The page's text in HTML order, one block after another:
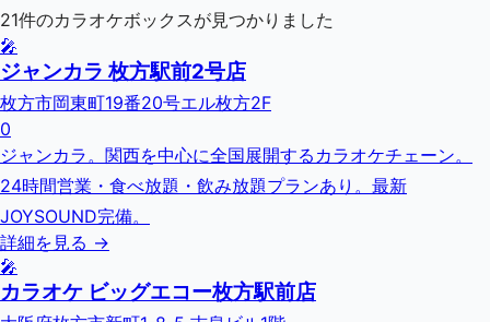
21件のカラオケボックスが見つかりました
🎤
ジャンカラ 枚方駅前2号店
枚方市岡東町19番20号エル枚方2F
0
ジャンカラ。関西を中心に全国展開するカラオケチェーン。
24時間営業・食べ放題・飲み放題プランあり。最新
JOYSOUND完備。
詳細を見る →
🎤
カラオケ ビッグエコー枚方駅前店